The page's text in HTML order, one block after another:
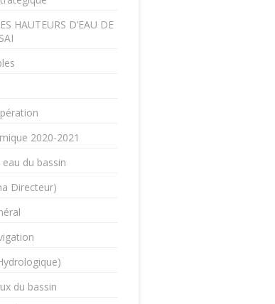
HAUTEURS D’EAU DE
2020-2021
du bassin
Directeur)
du bassin